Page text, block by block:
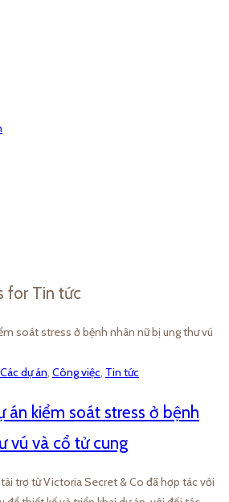
for Tin tức
Các dự án, Công việc, Tin tức
kiểm soát stress ở bệnh
vú và cổ tử cung
trợ từ Victoria Secret & Co đã hợp tác với